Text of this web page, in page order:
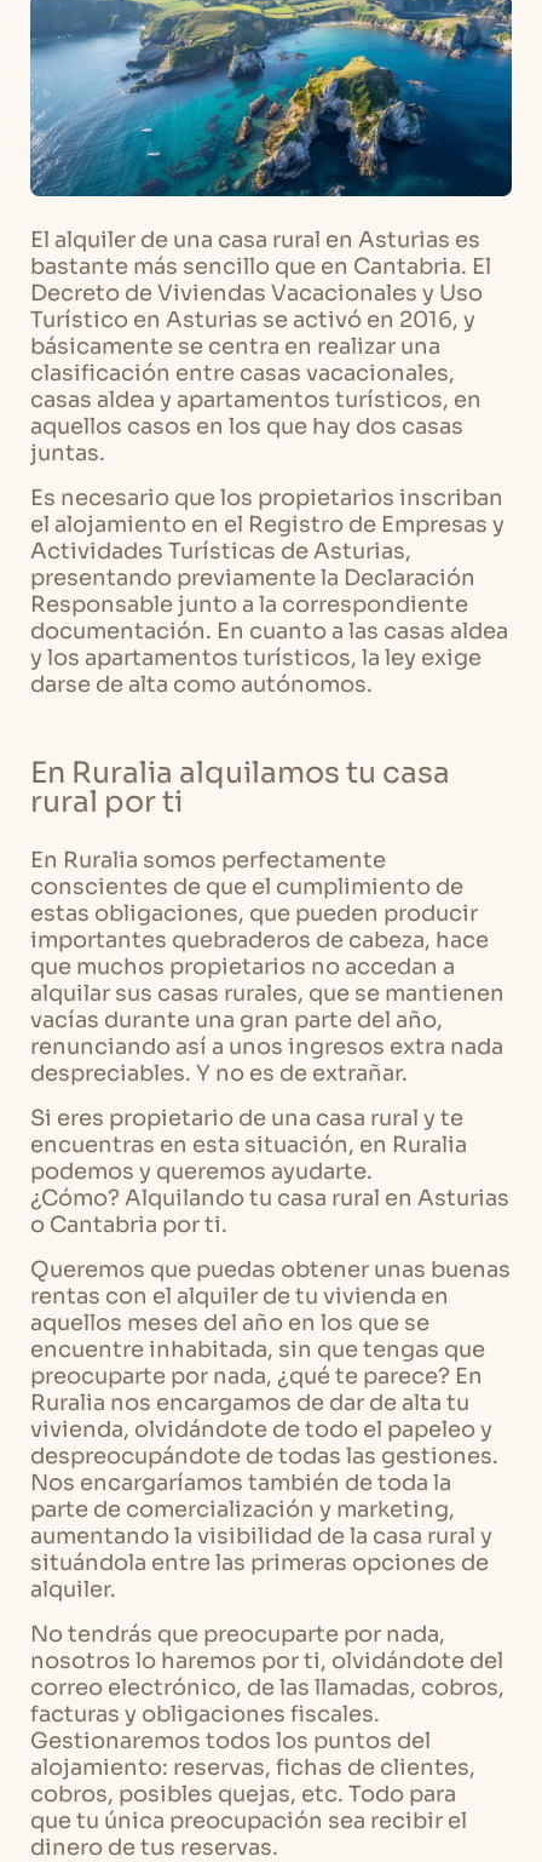
El alquiler de una casa rural en Asturias es
bastante más sencillo que en Cantabria. El
Decreto de Viviendas Vacacionales y Uso
Turístico en Asturias se activó en 2016, y
básicamente se centra en realizar una
clasificación entre casas vacacionales,
casas aldea y apartamentos turísticos, en
aquellos casos en los que hay dos casas
juntas.
Es necesario que los propietarios inscriban
el alojamiento en el Registro de Empresas y
Actividades Turísticas de Asturias,
presentando previamente la Declaración
Responsable junto a la correspondiente
documentación. En cuanto a las casas aldea
y los apartamentos turísticos, la ley exige
darse de alta como autónomos.
En Ruralia alquilamos tu casa
rural por ti
En Ruralia somos perfectamente
conscientes de que el cumplimiento de
estas obligaciones, que pueden producir
importantes quebraderos de cabeza, hace
que muchos propietarios no accedan a
alquilar sus casas rurales, que se mantienen
vacías durante una gran parte del año,
renunciando así a unos ingresos extra nada
despreciables. Y no es de extrañar.
Si eres propietario de una casa rural y te
encuentras en esta situación, en Ruralia
podemos y queremos ayudarte.
¿Cómo? Alquilando tu casa rural en Asturias
o Cantabria por ti.
Queremos que puedas obtener unas buenas
rentas con el alquiler de tu vivienda en
aquellos meses del año en los que se
encuentre inhabitada, sin que tengas que
preocuparte por nada, ¿qué te parece? En
Ruralia nos encargamos de dar de alta tu
vivienda, olvidándote de todo el papeleo y
despreocupándote de todas las gestiones.
Nos encargaríamos también de toda la
parte de comercialización y marketing,
aumentando la visibilidad de la casa rural y
situándola entre las primeras opciones de
alquiler.
No tendrás que preocuparte por nada,
nosotros lo haremos por ti, olvidándote del
correo electrónico, de las llamadas, cobros,
facturas y obligaciones fiscales.
Gestionaremos todos los puntos del
alojamiento: reservas, fichas de clientes,
cobros, posibles quejas, etc. Todo para
que tu única preocupación sea recibir el
dinero de tus reservas.